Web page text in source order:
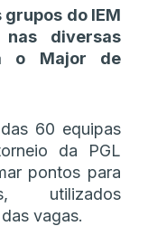
do IEM
diversas
o Major de
60 equipas
da PGL
pontos para
utilizados
vagas.